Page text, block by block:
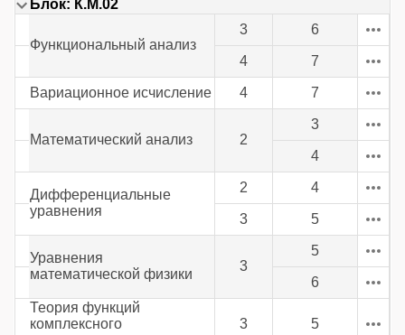
Блок: К.М.02
Функциональный анализ
3 6
4 7
Вариационное исчисление 4 7
Математический анализ 2
3
4
Дифференциальные
уравнения
2 4
3 5
Уравнения
математической физики
3
5
6
Теория функций
комплексного
3 5